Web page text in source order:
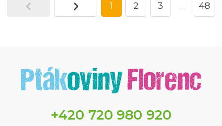
1 2 3 … 48
+420 720 980 920